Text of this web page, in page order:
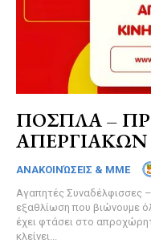
ΠΟΣΠΛΑ –
ΑΝΑΚΟΙΝΏΣΕΙΣ & MME
Αγαπητές Συναδέλφισσες –
εξαθλίωση που βιώνουμε
έχει φτάσει στο απροχώρητο. Ο θεσμός των λαϊκών
κλείνει...